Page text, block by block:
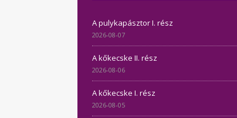
A pulykapásztor I. rész
2026-08-07
A kőkecske II. rész
2026-08-06
A kőkecske I. rész
2026-08-05